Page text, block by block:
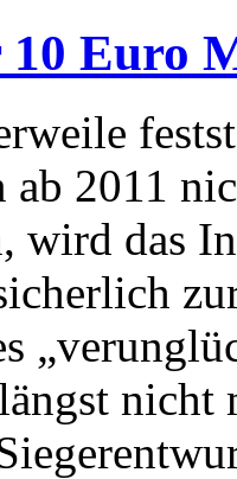
Euro
ab 2011
wird das
nicht